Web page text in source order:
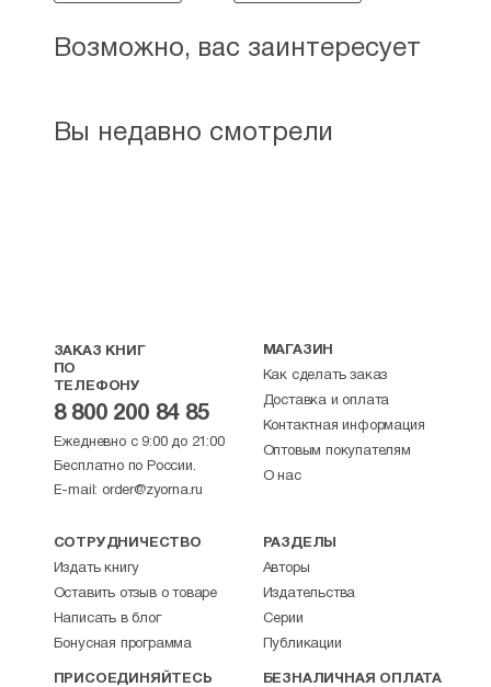
Возможно, вас заинтересует
Вы недавно смотрели
ЗАКАЗ КНИГ
ПО
ТЕЛЕФОНУ
8 800 200 84 85
Ежедневно с 9:00 до 21:00
Бесплатно по России.
E-mail: order@zyorna.ru
МАГАЗИН
Как сделать заказ
Доставка и оплата
Контактная информация
Оптовым покупателям
О нас
СОТРУДНИЧЕСТВО
Издать книгу
Оставить отзыв о товаре
Написать в блог
Бонусная программа
РАЗДЕЛЫ
Авторы
Издательства
Серии
Публикации
ПРИСОЕДИНЯЙТЕСЬ БЕЗНАЛИЧНАЯ ОПЛАТА